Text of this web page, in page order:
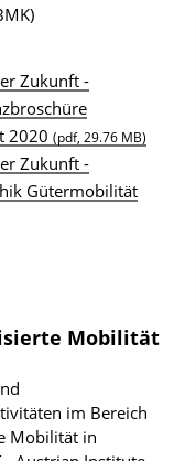
Zukunft -
2020 (pdf, 29.76 MB)
Zukunft -
Gütermobilität
Mobilität
im Bereich
Mobilität in